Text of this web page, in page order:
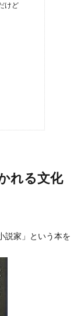
けど
れる文化
説家」という本を